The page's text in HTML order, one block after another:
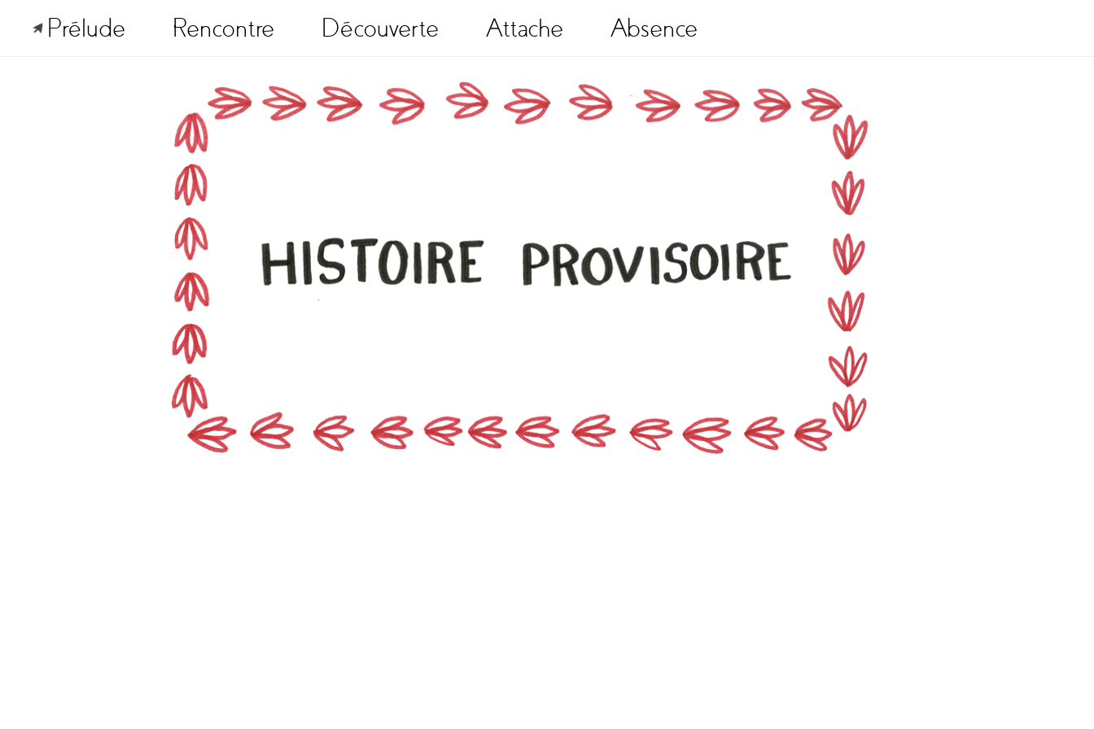
Prélude Rencontre Découverte Attache Absence